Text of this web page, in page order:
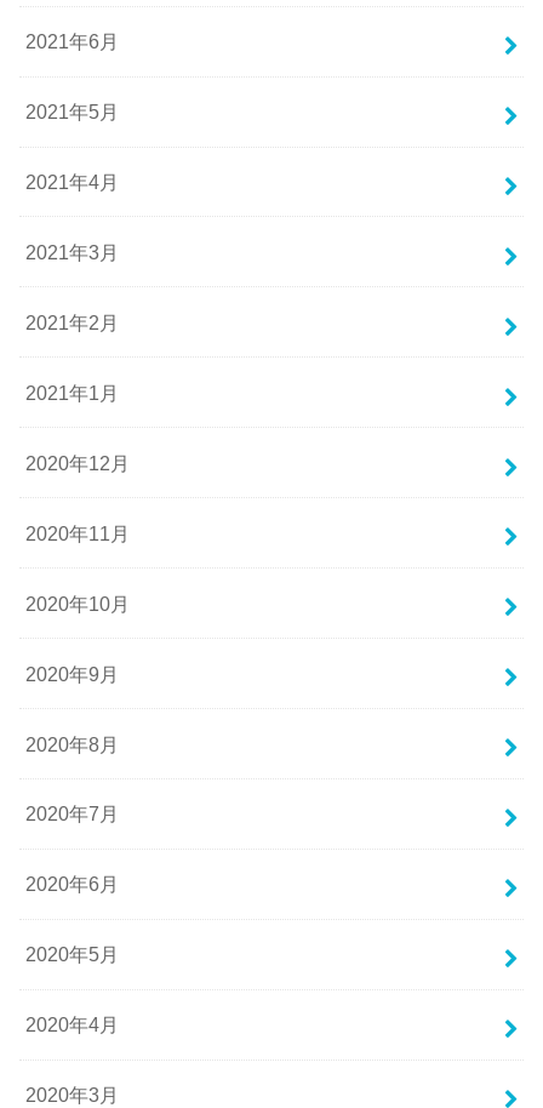
2021年6月
2021年5月
2021年4月
2021年3月
2021年2月
2021年1月
2020年12月
2020年11月
2020年10月
2020年9月
2020年8月
2020年7月
2020年6月
2020年5月
2020年4月
2020年3月